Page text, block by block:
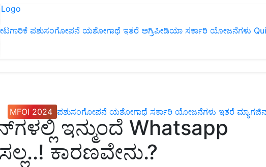
ಪಶುಸಂಗೋಪನೆ ಯಶೋಗಾಥೆ ಇತರೆ ಅಗ್ರಿಪೀಡಿಯಾ ಸರ್ಕಾರಿ ಯೋಜನೆಗಳು
MFOI 2024 ಪಶುಸಂಗೋಪನೆ ಯಶೋಗಾಥೆ ಸರ್ಕಾರಿ ಯೋಜನೆಗಳು ಇತರೆ
ಇನ್ಮುಂದೆ Whatsapp
ಕಾರಣವೇನು.?